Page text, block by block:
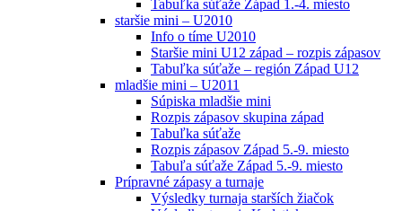
Tabuľka súťaže Západ 1.-4. miesto
staršie mini – U2010
Info o tíme U2010
Staršie mini U12 západ – rozpis zápasov
Tabuľka súťaže – región Západ U12
mladšie mini – U2011
Súpiska mladšie mini
Rozpis zápasov skupina západ
Tabuľka súťaže
Rozpis zápasov Západ 5.-9. miesto
Tabuľa súťaže Západ 5.-9. miesto
Prípravné zápasy a turnaje
Výsledky turnaja starších žiačok